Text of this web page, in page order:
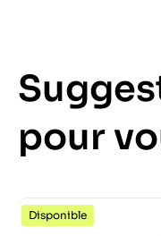
pour
Disponible